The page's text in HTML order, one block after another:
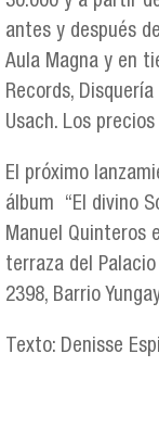
antes y después
Aula Magna y en
Records,
Usach. Los
El próximo
álbum “El divino
Manuel Quinteros
terraza del
2398, Barrio
Texto: Denisse